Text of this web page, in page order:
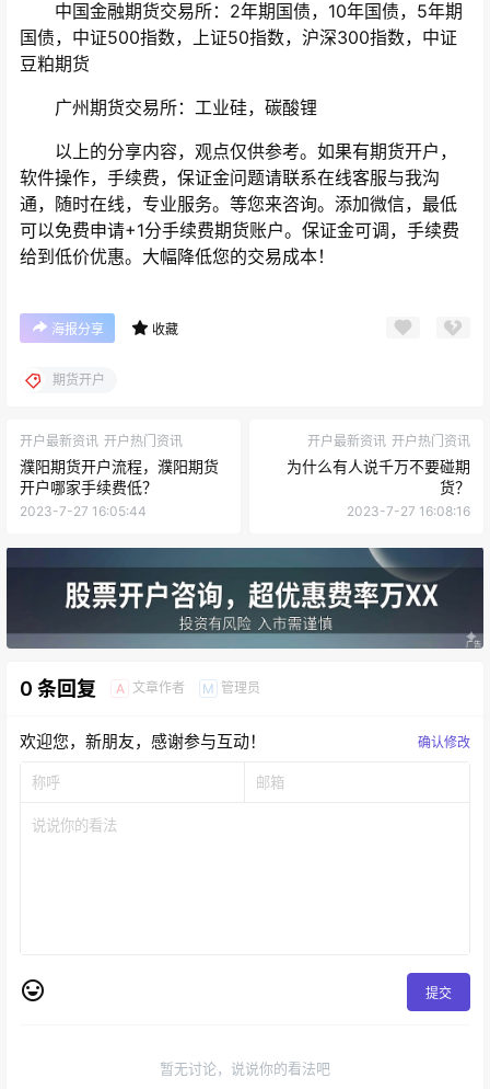
中国金融期货交易所：2年期国债，10年国债，5年期
国债，中证500指数，上证50指数，沪深300指数，中证
豆粕期货
广州期货交易所：工业硅，碳酸锂
以上的分享内容，观点仅供参考。如果有期货开户，
软件操作，手续费，保证金问题请联系在线客服与我沟
通，随时在线，专业服务。等您来咨询。添加微信，最低
可以免费申请+1分手续费期货账户。保证金可调，手续费
给到低价优惠。大幅降低您的交易成本！
海报分享 收藏
期货开户
开户最新资讯 开户热门资讯
濮阳期货开户流程，濮阳期货
开户哪家手续费低？
2023-7-27 16:05:44
开户最新资讯 开户热门资讯
为什么有人说千万不要碰期
货？
2023-7-27 16:08:16
0 条回复 A 文章作者 M 管理员
欢迎您，新朋友，感谢参与互动！ 确认修改
提交
暂无讨论，说说你的看法吧